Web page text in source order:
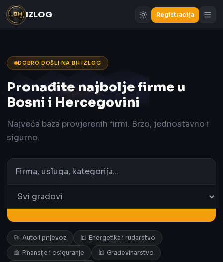
IZLOG Registracija
DOBRO DOŠLI NA BH IZLOG
Pronađite najbolje firme u
Bosni i Hercegovini
Najveća baza provjerenih firmi. Brzo, jednostavno i
sigurno.
Auto i prijevoz
Energetika i rudarstvo
Finansije i osiguranje
Građevinarstvo